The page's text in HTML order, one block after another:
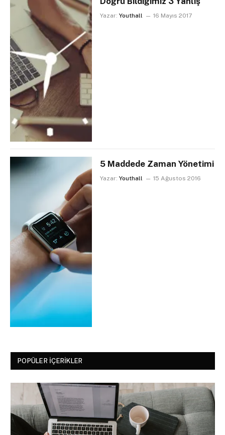
Yazar: Youthall 16 Mayıs 2017
5 Maddede Zaman Yönetimi
Yazar: Youthall 15 Ağustos 2016
POPÜLER İÇERIKLER